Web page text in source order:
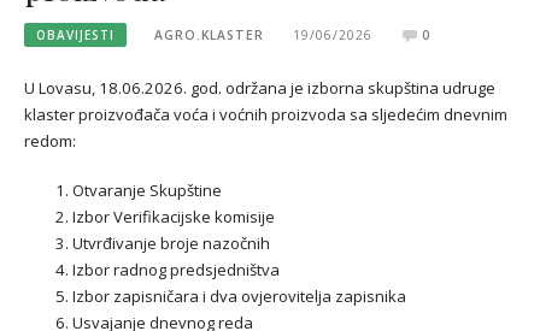
OBAVIJESTI AGRO.KLASTER 19/06/2026 0
U Lovasu, 18.06.2026. god. održana je izborna skupština udruge
klaster proizvođača voća i voćnih proizvoda sa sljedećim dnevnim
redom:
Otvaranje Skupštine
Izbor Verifikacijske komisije
Utvrđivanje broje nazočnih
Izbor radnog predsjedništva
Izbor zapisničara i dva ovjerovitelja zapisnika
Usvajanje dnevnog reda